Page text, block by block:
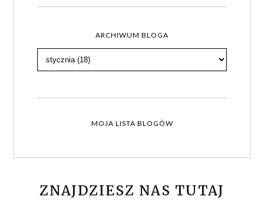
ARCHIWUM BLOGA
MOJA LISTA BLOGÓW
ZNAJDZIESZ NAS TUTAJ